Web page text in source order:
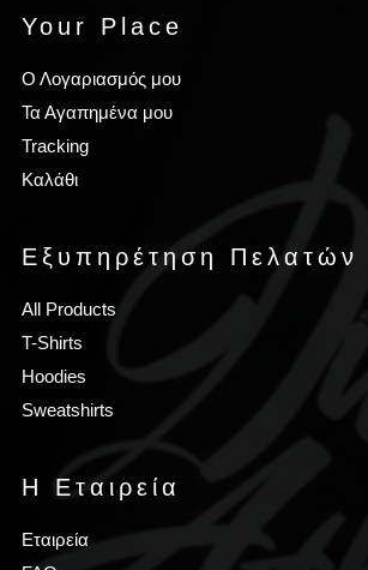
Your Place
Ο Λογαριασμός μου
Τα Αγαπημένα μου
Tracking
Καλάθι
Εξυπηρέτηση Πελατών
All Products
T-Shirts
Hoodies
Sweatshirts
Η Εταιρεία
Εταιρεία